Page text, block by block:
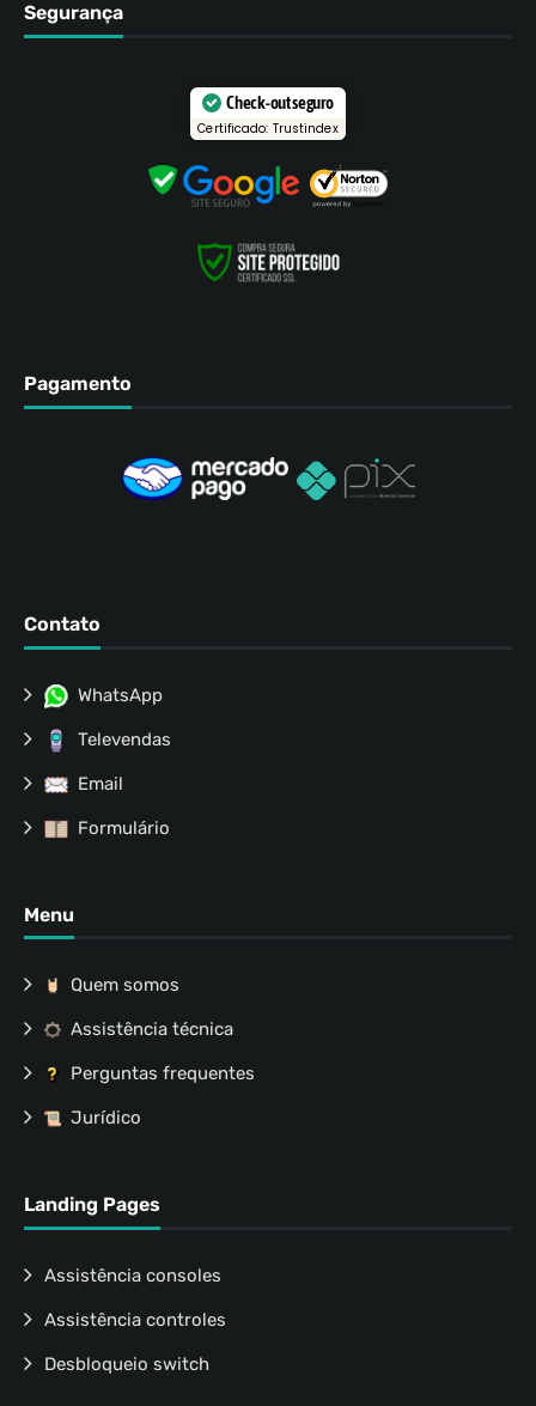
Segurança
Check-out seguro
Certificado: Trustindex
Pagamento
Contato
WhatsApp
Televendas
Email
Formulário
Menu
Quem somos
Assistência técnica
Perguntas frequentes
Jurídico
Landing Pages
Assistência consoles
Assistência controles
Desbloqueio switch